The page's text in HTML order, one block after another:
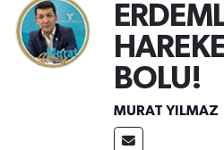
BOLU!
MURAT YILMAZ